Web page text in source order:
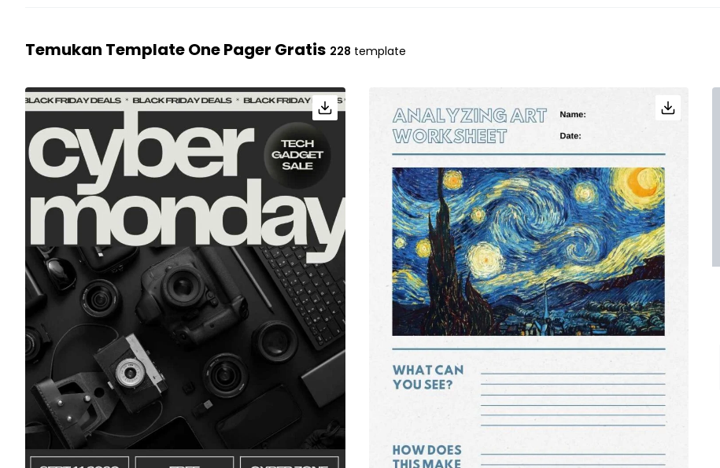
Temukan Template One Pager Gratis 228 template